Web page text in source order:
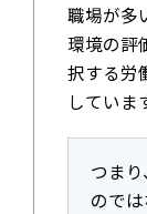
職場が多
環境の評
択する労
していま
つま
のでは